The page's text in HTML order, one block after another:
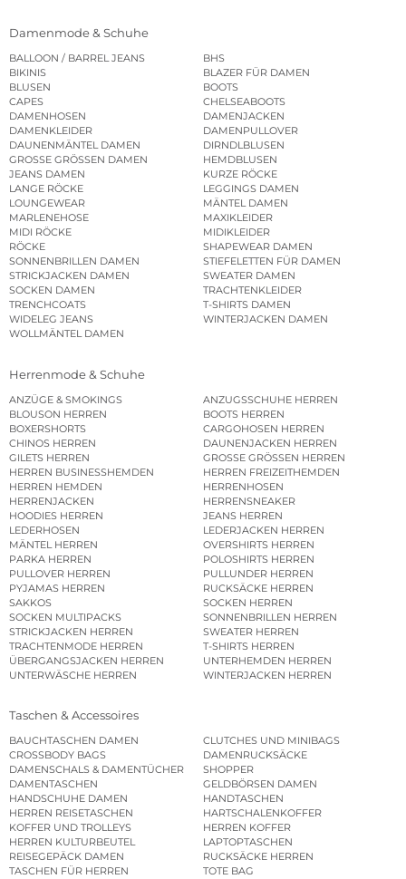
Damenmode & Schuhe
BALLOON / BARREL JEANS
BHS
BIKINIS
BLAZER FÜR DAMEN
BLUSEN
BOOTS
CAPES
CHELSEABOOTS
DAMENHOSEN
DAMENJACKEN
DAMENKLEIDER
DAMENPULLOVER
DAUNENMÄNTEL DAMEN
DIRNDLBLUSEN
GROSSE GRÖSSEN DAMEN
HEMDBLUSEN
JEANS DAMEN
KURZE RÖCKE
LANGE RÖCKE
LEGGINGS DAMEN
LOUNGEWEAR
MÄNTEL DAMEN
MARLENEHOSE
MAXIKLEIDER
MIDI RÖCKE
MIDIKLEIDER
RÖCKE
SHAPEWEAR DAMEN
SONNENBRILLEN DAMEN
STIEFELETTEN FÜR DAMEN
STRICKJACKEN DAMEN
SWEATER DAMEN
SOCKEN DAMEN
TRACHTENKLEIDER
TRENCHCOATS
T-SHIRTS DAMEN
WIDELEG JEANS
WINTERJACKEN DAMEN
WOLLMÄNTEL DAMEN
Herrenmode & Schuhe
ANZÜGE & SMOKINGS
ANZUGSSCHUHE HERREN
BLOUSON HERREN
BOOTS HERREN
BOXERSHORTS
CARGOHOSEN HERREN
CHINOS HERREN
DAUNENJACKEN HERREN
GILETS HERREN
GROSSE GRÖSSEN HERREN
HERREN BUSINESSHEMDEN
HERREN FREIZEITHEMDEN
HERREN HEMDEN
HERRENHOSEN
HERRENJACKEN
HERRENSNEAKER
HOODIES HERREN
JEANS HERREN
LEDERHOSEN
LEDERJACKEN HERREN
MÄNTEL HERREN
OVERSHIRTS HERREN
PARKA HERREN
POLOSHIRTS HERREN
PULLOVER HERREN
PULLUNDER HERREN
PYJAMAS HERREN
RUCKSÄCKE HERREN
SAKKOS
SOCKEN HERREN
SOCKEN MULTIPACKS
SONNENBRILLEN HERREN
STRICKJACKEN HERREN
SWEATER HERREN
TRACHTENMODE HERREN
T-SHIRTS HERREN
ÜBERGANGSJACKEN HERREN
UNTERHEMDEN HERREN
UNTERWÄSCHE HERREN
WINTERJACKEN HERREN
Taschen & Accessoires
BAUCHTASCHEN DAMEN
CLUTCHES UND MINIBAGS
CROSSBODY BAGS
DAMENRUCKSÄCKE
DAMENSCHALS & DAMENTÜCHER
SHOPPER
DAMENTASCHEN
GELDBÖRSEN DAMEN
HANDSCHUHE DAMEN
HANDTASCHEN
HERREN REISETASCHEN
HARTSCHALENKOFFER
KOFFER UND TROLLEYS
HERREN KOFFER
HERREN KULTURBEUTEL
LAPTOPTASCHEN
REISEGEPÄCK DAMEN
RUCKSÄCKE HERREN
TASCHEN FÜR HERREN
TOTE BAG